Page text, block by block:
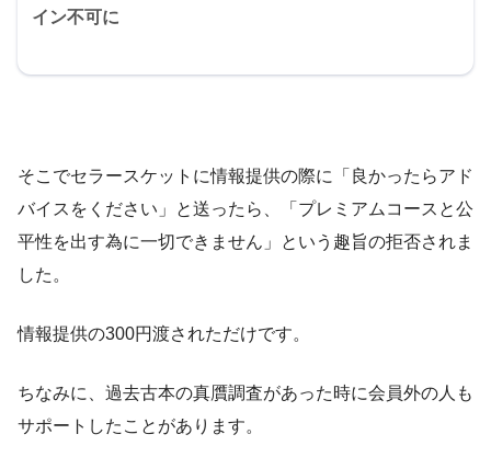
イン不可に
そこでセラースケットに情報提供の際に「良かったらアド
バイスをください」と送ったら、「プレミアムコースと公
平性を出す為に一切できません」という趣旨の拒否されま
した。
情報提供の300円渡されただけです。
ちなみに、過去古本の真贋調査があった時に会員外の人も
サポートしたことがあります。